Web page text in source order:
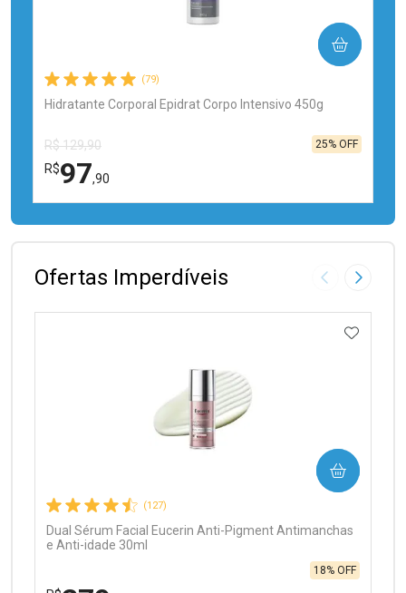
(79)
Hidratante Corporal Epidrat Corpo Intensivo 450g
R$ 129,90
R$97,90
25% OFF
COMPRAR
FECHAR
FECHAR
Ofertas Imperdíveis Imagem
(127)
Dual Sérum Facial Eucerin Anti-Pigment Antimanchas
e Anti-idade 30ml
18% OFF
COMPRAR